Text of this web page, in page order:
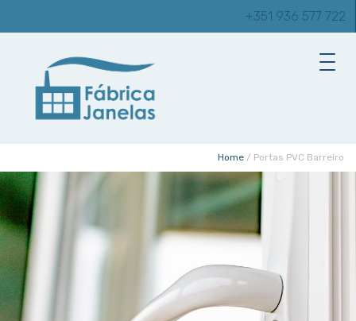
+351 936 577 722
Home / Portas PVC Barreiro